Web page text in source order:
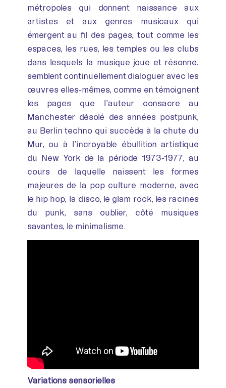
métropoles qui donnent naissance aux
artistes et aux genres musicaux qui
émergent au fil des pages, tout comme les
espaces, les rues, les temples ou les clubs
dans lesquels la musique joue et résonne,
semblent continuellement dialoguer avec les
œuvres elles-mêmes, comme en témoignent
les pages que l’auteur consacre au
Manchester désolé des années postpunk,
au Berlin techno qui succède à la chute du
Mur, ou à l’incroyable ébullition artistique
du New York de la période 1973-1977, au
cours de laquelle naissent les formes
majeures de la pop culture moderne, avec
le hip hop, la disco, le glam rock, les racines
du punk, sans oublier, côté musiques
savantes, le minimalisme.
Variations sensorielles